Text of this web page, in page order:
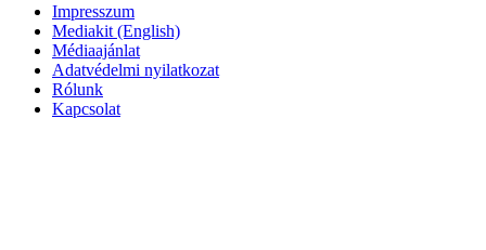
Impresszum
Mediakit (English)
Médiaajánlat
Adatvédelmi nyilatkozat
Rólunk
Kapcsolat